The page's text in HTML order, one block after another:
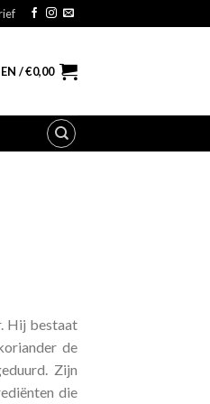
/€0,00
Hij bestaat
de
Zijn
die